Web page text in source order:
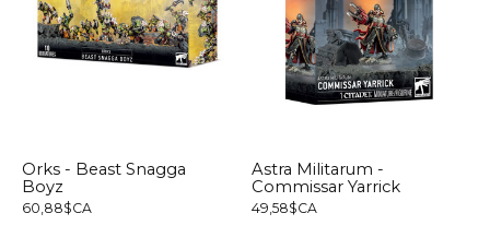
Orks - Beast Snagga
Boyz
60,88$CA
Astra Militarum -
Commissar Yarrick
49,58$CA